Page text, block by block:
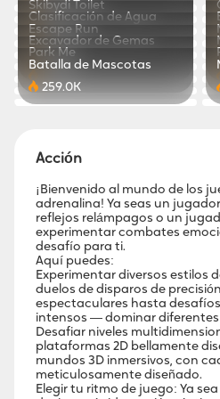
602.7K
402.6K
Skibydi Toilet
614.5K
Clasificación de Agua
179.5K
Escape Run
547.2K
Excavador de Gemas
778.5K
Park Me
Batalla de Mascotas
259.0K
Acción
¡Bienvenido al mundo de los
adrenalina! Ya seas un
reflejos relámpagos o un
experimentar combates
desafío para ti.
Aquí puedes:
Experimentar diversos estilos
duelos de disparos de
espectaculares hasta
intensos — dominar
Desafiar niveles
plataformas 2D bellamente
mundos 3D inmersivos, con
meticulosamente diseñado.
Elegir tu ritmo de juego: Ya